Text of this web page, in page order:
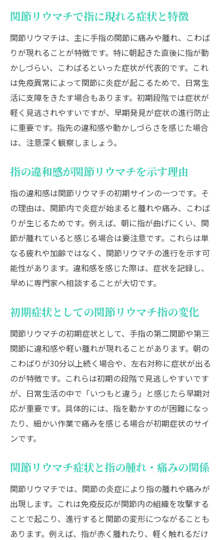
関節リウマチで指に現れる症状と特徴
関節リウマチは、主に手指の関節に痛みや腫れ、こわば
りが現れることが特徴です。特に朝起きた直後に指が動
かしづらい、こわばるといった症状が代表的です。これ
は免疫異常によって関節に炎症が起こるためで、日常生
活に支障をきたす場合もあります。初期段階では症状が
軽く見逃されやすいですが、早期発見が症状の進行防止
に重要です。指先の違和感や動かしづらさを感じた場合
は、注意深く観察しましょう。
指の違和感が関節リウマチを示す理由
指の違和感は関節リウマチの初期サインの一つです。そ
の理由は、関節内で炎症が始まると腫れや痛み、こわば
りが生じるためです。例えば、朝に指が曲げにくい、関
節が腫れていると感じる場合は要注意です。これらは単
なる疲れや加齢ではなく、関節リウマチの進行を示す可
能性があります。違和感を感じた際は、症状を記録し、
早めに専門家へ相談することが大切です。
初期症状としての関節リウマチ指の変化
関節リウマチの初期症状として、手指の第二関節や第三
関節に違和感や軽い腫れが現れることがあります。朝の
こわばりが30分以上続く場合や、左右対称に症状が出る
のが特徴です。これらは初期の段階で見逃しやすいです
が、日常生活の中で「いつもと違う」と感じたら早期対
応が重要です。具体的には、指を動かすのが困難になっ
たり、細かい作業で痛みを感じる場合が初期症状のサイ
ンです。
関節リウマチ症状と指の腫れ・痛みの関係
関節リウマチでは、関節の炎症により指の腫れや痛みが
出現します。これは免疫反応が関節内の組織を攻撃する
ことで起こり、進行すると関節の変形につながることも
あります。例えば、指が赤く腫れたり、軽く触れるだけ